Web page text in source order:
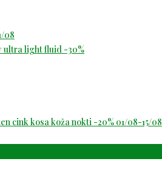
08
ultra light fluid -30%
cink kosa koža nokti -20% 01/08-15/08